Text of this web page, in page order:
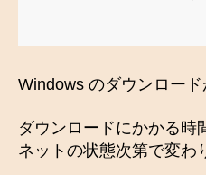
Windows のダウンロード
ダウンロードにかかる時
ネットの状態次第で変わ